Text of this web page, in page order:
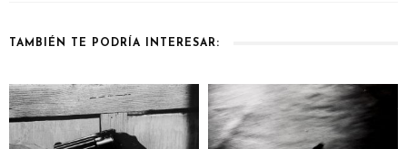
TAMBIÉN TE PODRÍA INTERESAR: